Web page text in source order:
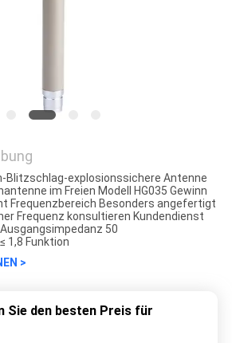
Blitzschlag-explosionssichere Antenne
im Freien Modell HG035 Gewinn
Frequenzbereich Besonders angefertigt
Frequenz konsultieren Kundendienst
50
1,8 Funktion
>
Sie den besten Preis für